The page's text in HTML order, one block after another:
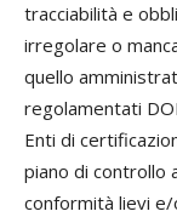
tracciabilità e
irregolare o
quello
regolamentati
Enti di
piano di controllo
conformità lievi e/